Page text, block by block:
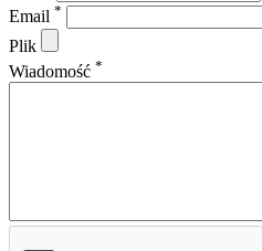
Email *
Plik
Wiadomość *